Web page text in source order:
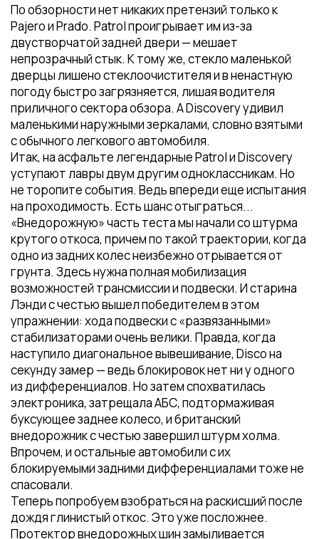
По обзорности нет никаких претензий только к
Pajero и Prado. Patrol проигрывает им из-за
двустворчатой задней двери — мешает
непрозрачный стык. К тому же, стекло маленькой
дверцы лишено стеклоочистителя и в ненастную
погоду быстро загрязняется, лишая водителя
приличного сектора обзора. А Discovery удивил
маленькими наружными зеркалами, словно взятыми
с обычного легкового автомобиля.
Итак, на асфальте легендарные Patrol и Discovery
уступают лавры двум другим одноклассникам. Но
не торопите события. Ведь впереди еще испытания
на проходимость. Есть шанс отыграться...
«Внедорожную» часть теста мы начали со штурма
крутого откоса, причем по такой траектории, когда
одно из задних колес неизбежно отрывается от
грунта. Здесь нужна полная мобилизация
возможностей трансмиссии и подвески. И старина
Лэнди с честью вышел победителем в этом
упражнении: хода подвески с «развязанными»
стабилизаторами очень велики. Правда, когда
наступило диагональное вывешивание, Disco на
секунду замер — ведь блокировок нет ни у одного
из дифференциалов. Но затем спохватилась
электроника, затрещала АБС, подтормаживая
буксующее заднее колесо, и британский
внедорожник с честью завершил штурм холма.
Впрочем, и остальные автомобили с их
блокируемыми задними дифференциалами тоже не
спасовали.
Теперь попробуем взобраться на раскисший после
дождя глинистый откос. Это уже посложнее.
Протектор внедорожных шин замыливается